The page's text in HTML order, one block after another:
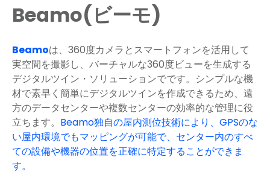
Beamo(ビーモ)
Beamoは、360度カメラとスマートフォンを活用して
実空間を撮影し、バーチャルな360度ビューを生成する
デジタルツイン・ソリューションでです。シンプルな機
材で素早く簡単にデジタルツインを作成できるため、遠
方のデータセンターや複数センターの効率的な管理に役
立ちます。 Beamo独自の屋内測位技術により、GPSのな
い屋内環境でもマッピングが可能で、センター内のすべ
ての設備や機器の位置を正確に特定することができま
す。